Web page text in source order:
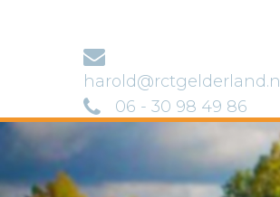
harold@rctgelderland.nl
06 - 30 98 49 86